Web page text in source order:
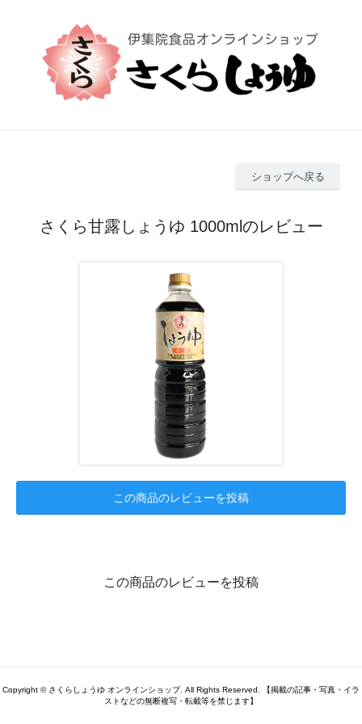
ショップへ戻る
さくら甘露しょうゆ 1000mlのレビュー
この商品のレビューを投稿
この商品のレビューを投稿
Copyright © さくらしょうゆ オンラインショップ. All Rights Reserved. 【掲載の記事・写真・イラ
ストなどの無断複写・転載等を禁じます】